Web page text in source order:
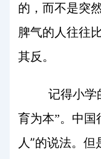
的，而不是突
脾气的人往往
其反。
记得小学
育为本”。中国
人”的说法。但